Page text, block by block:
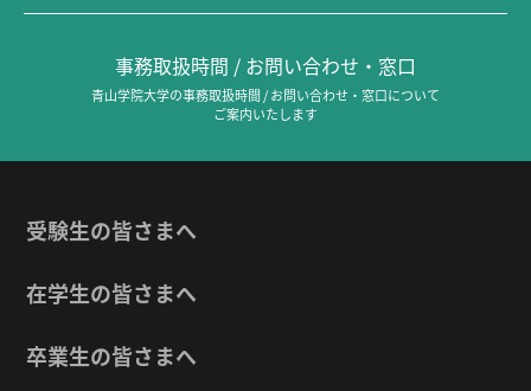
事務取扱時間 / お問い合わせ・窓口
青山学院大学の事務取扱時間 / お問い合わせ・窓口について
ご案内いたします
受験生の皆さまへ
在学生の皆さまへ
卒業生の皆さまへ